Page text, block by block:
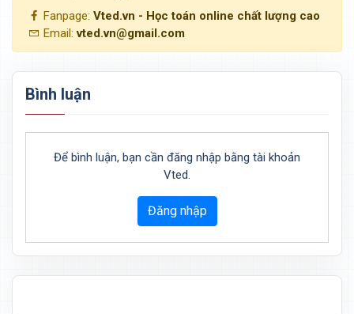
Fanpage: Vted.vn - Học toán online chất lượng cao
Email:vted.vn@gmail.com
Bình luận
Để bình luận, bạn cần đăng nhập bằng tài khoản
Vted.
Đăng nhập